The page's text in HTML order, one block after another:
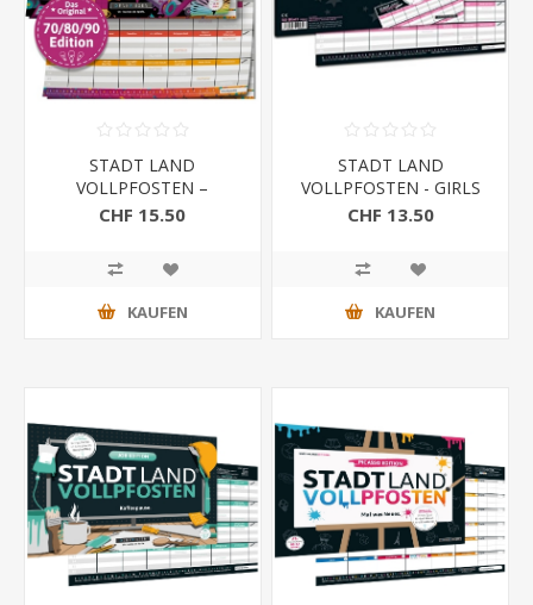
STADT LAND
VOLLPFOSTEN –
70/80/90 EDITION -
CHF 15.50
KAUFEN
STADT LAND
VOLLPFOSTEN - GIRLS
EDITION
CHF 13.50
KAUFEN